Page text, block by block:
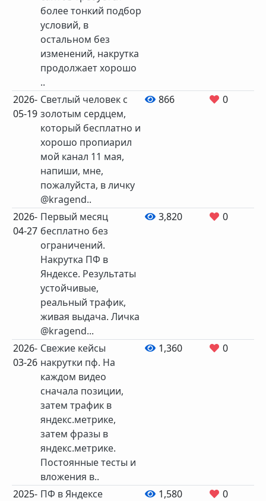
более тонкий подбор
условий, в
остальном без
изменений, накрутка
продолжает хорошо
..
2026-
05-19
Светлый человек с
золотым сердцем,
который бесплатно и
хорошо пропиарил
мой канал 11 мая,
напиши, мне,
пожалуйста, в личку
@kragend..
866 0
2026-
04-27
Первый месяц
бесплатно без
ограничений.
Накрутка ПФ в
Яндексе. Результаты
устойчивые,
реальный трафик,
живая выдача. Личка
@kragend...
3,820 0
2026-
03-26
Свежие кейсы
накрутки пф. На
каждом видео
сначала позиции,
затем трафик в
яндекс.метрике,
затем фразы в
яндекс.метрике.
Постоянные тесты и
вложения в..
1,360 0
2025- ПФ в Яндексе
1,580 0